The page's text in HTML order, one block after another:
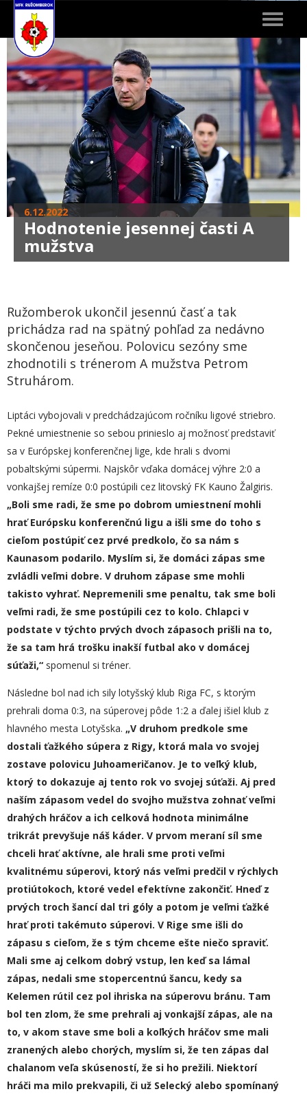
Toggle
6.12.2022
Hodnotenie jesennej časti A
mužstva
Ružomberok ukončil jesennú časť a tak
prichádza rad na spätný pohľad za nedávno
skončenou jeseňou. Polovicu sezóny sme
zhodnotili s trénerom A mužstva Petrom
Struhárom.
Liptáci vybojovali v predchádzajúcom ročníku ligové striebro.
Pekné umiestnenie so sebou prinieslo aj možnosť predstaviť
sa v Európskej konferenčnej lige, kde hrali s dvomi
pobaltskými súpermi. Najskôr vďaka domácej výhre 2:0 a
vonkajšej remíze 0:0 postúpili cez litovský FK Kauno Žalgiris.
„Boli sme radi, že sme po dobrom umiestnení mohli
hrať Európsku konferenčnú ligu a išli sme do toho s
cieľom postúpiť cez prvé predkolo, čo sa nám s
Kaunasom podarilo. Myslím si, že domáci zápas sme
zvládli veľmi dobre. V druhom zápase sme mohli
takisto vyhrať. Nepremenili sme penaltu, tak sme boli
veľmi radi, že sme postúpili cez to kolo. Chlapci v
podstate v týchto prvých dvoch zápasoch prišli na to,
že sa tam hrá trošku inakší futbal ako v domácej
súťaži,“ spomenul si tréner.
Následne bol nad ich sily lotyšský klub Riga FC, s ktorým
prehrali doma 0:3, na súperovej pôde 1:2 a ďalej išiel klub z
hlavného mesta Lotyšska. „V druhom predkole sme
dostali ťažkého súpera z Rigy, ktorá mala vo svojej
zostave polovicu Juhoameričanov. Je to veľký klub,
ktorý to dokazuje aj tento rok vo svojej súťaži. Aj pred
naším zápasom vedel do svojho mužstva zohnať veľmi
drahých hráčov a ich celková hodnota minimálne
trikrát prevyšuje náš káder. V prvom meraní síl sme
chceli hrať aktívne, ale hrali sme proti veľmi
kvalitnému súperovi, ktorý nás veľmi predčil v rýchlych
protiútokoch, ktoré vedel efektívne zakončiť. Hneď z
prvých troch šancí dal tri góly a potom je veľmi ťažké
hrať proti takémuto súperovi. V Rige sme išli do
zápasu s cieľom, že s tým chceme ešte niečo spraviť.
Mali sme aj celkom dobrý vstup, len keď sa lámal
zápas, nedali sme stopercentnú šancu, kedy sa
Kelemen rútil cez pol ihriska na súperovu bránu. Tam
bol ten zlom, že sme prehrali aj vonkajší zápas, ale na
to, v akom stave sme boli a koľkých hráčov sme mali
zranených alebo chorých, myslím si, že ten zápas dal
chalanom veľa skúseností, že si ho prežili. Niektorí
hráči ma milo prekvapili, či už Selecký alebo spomínaný